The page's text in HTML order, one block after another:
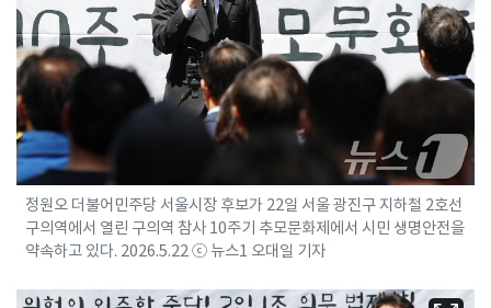
정원오 더불어민주당 서울시장 후보가 22일 서울 광진구 지하철 2호선
구의역에서 열린 구의역 참사 10주기 추모문화제에서 시민 생명안전을
약속하고 있다. 2026.5.22 ⓒ 뉴스1 오대일 기자